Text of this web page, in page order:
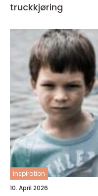
truckkjøring
inspiration
10. April 2026